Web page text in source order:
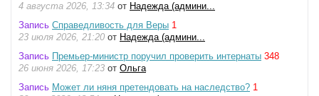
4 августа 2026, 13:34 от Надежда (админи...
Запись Справедливость для Веры 1
23 июля 2026, 21:20 от Надежда (админи...
Запись Премьер-министр поручил проверить интернаты 348
26 июня 2026, 17:23 от Ольга
Запись Может ли няня претендовать на наследство? 1